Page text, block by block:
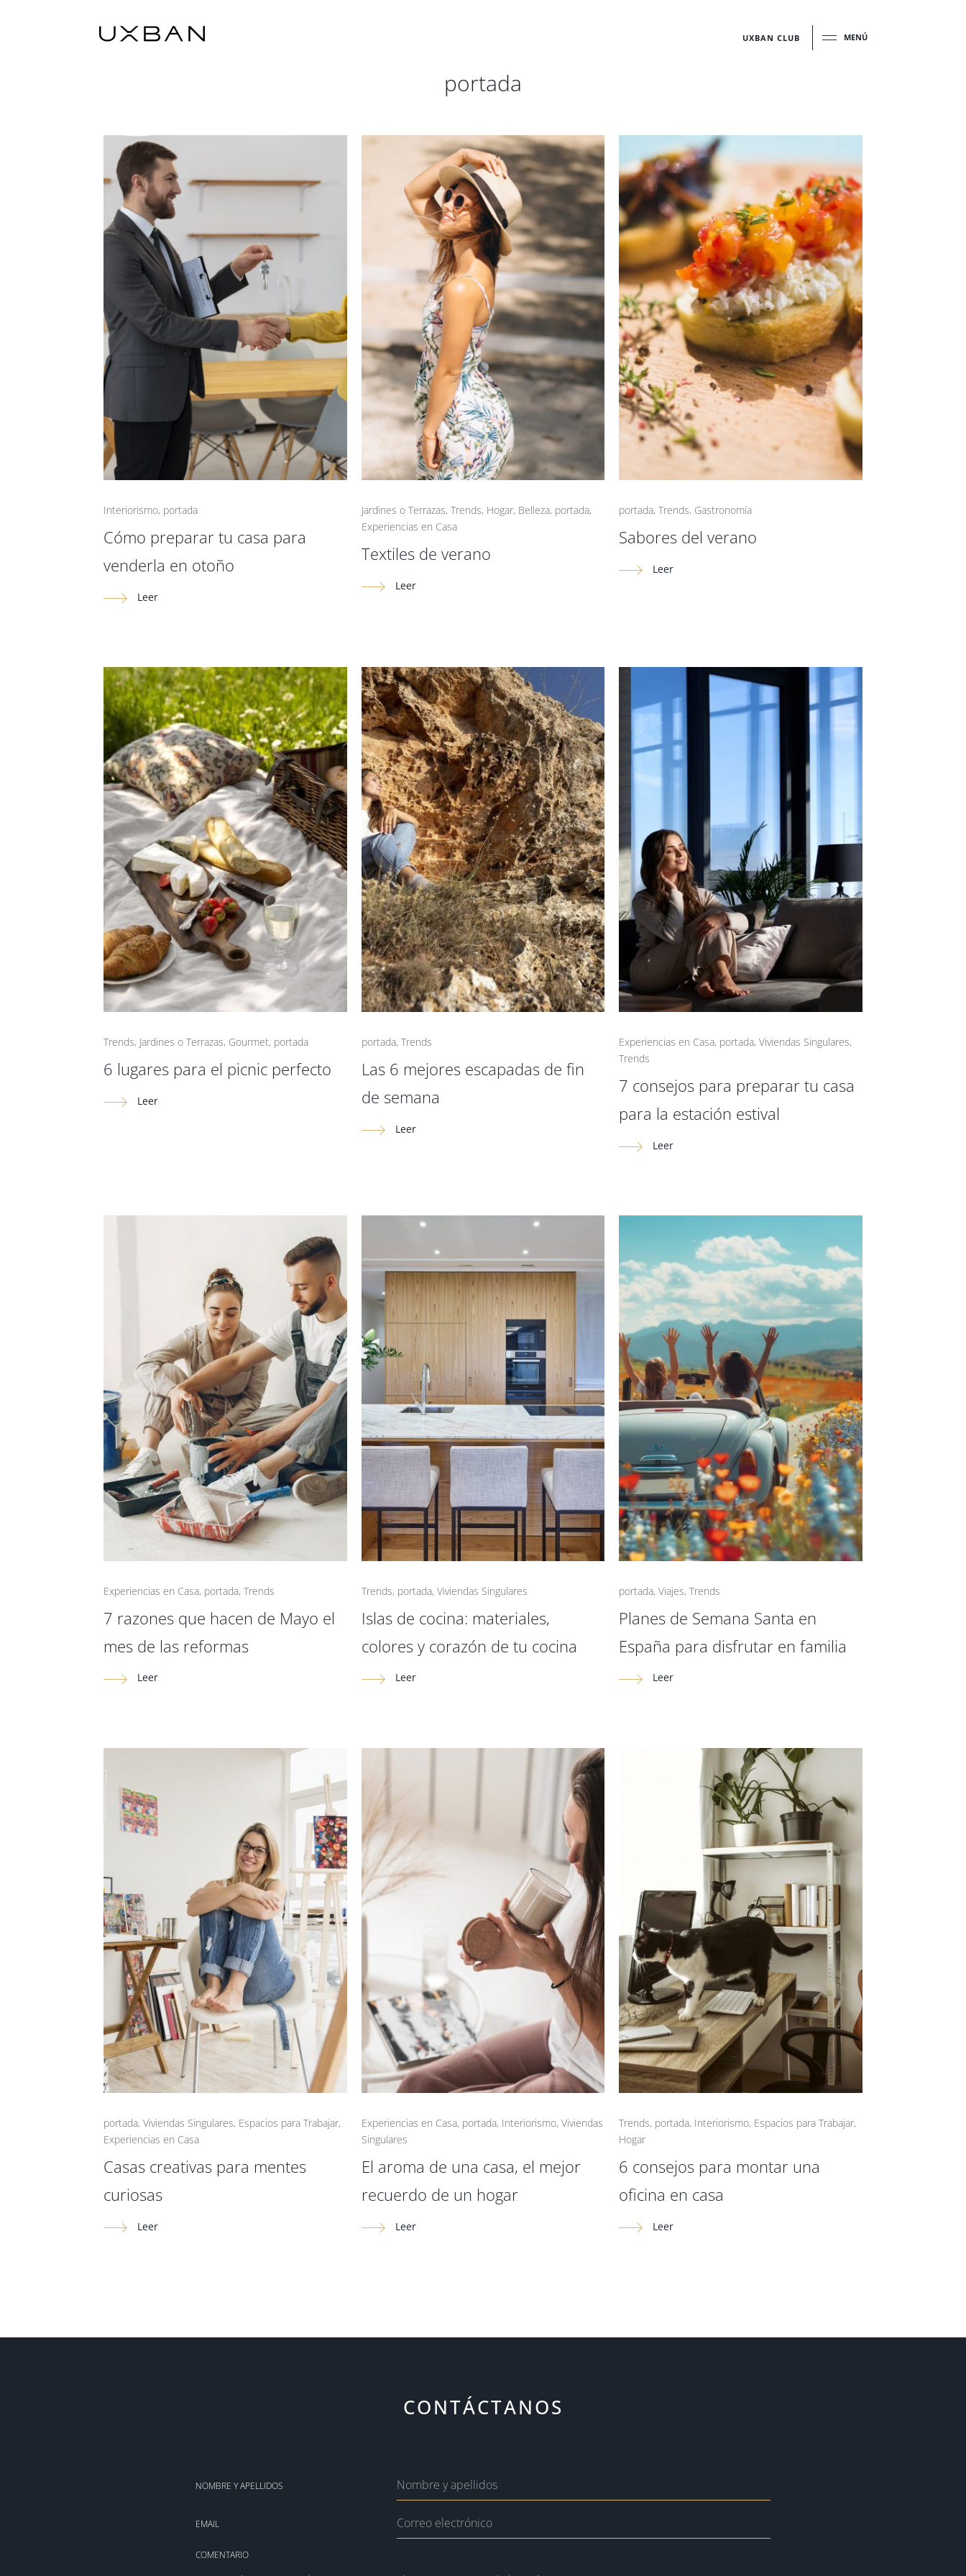
UXBAN CLUB MENÚ
portada
Interiorismo, portada
Cómo preparar tu casa para
venderla en otoño
Leer
Jardines o Terrazas, Trends, Hogar, Belleza, portada,
Experiencias en Casa
Textiles de verano
Leer
portada,Trends, Gastronomía
Sabores del verano
Leer
Trends, Jardines o Terrazas, Gourmet, portada
6 lugares para el picnic perfecto
Leer
portada, Trends
Las 6 mejores escapadas de fin
de semana
Leer
Experiencias en Casa, portada,Viviendas Singulares,
Trends
7 consejos para preparar tu casa
para la estación estival
Leer
Experiencias en Casa, portada,Trends
7 razones que hacen de Mayo el
mes de las reformas
Leer
Trends, portada, Viviendas Singulares
Islas de cocina: materiales,
colores y corazón de tu cocina
Leer
portada,Viajes,Trends
Planes de Semana Santa en
España para disfrutar en familia
Leer
portada,Viviendas Singulares, Espacios para Trabajar,
Experiencias en Casa
Casas creativas para mentes
curiosas
Leer
Experiencias en Casa, portada, Interiorismo, Viviendas
Singulares
El aroma de una casa, el mejor
recuerdo de un hogar
Leer
Trends, portada, Interiorismo, Espacios para Trabajar,
Hogar
6 consejos para montar una
oficina en casa
Leer
CONTÁCTANOS
NOMBRE Y APELLIDOS
EMAIL
COMENTARIO